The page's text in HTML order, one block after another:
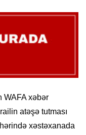
WAFA xəbər
atəşə tutması
xəstəxanada